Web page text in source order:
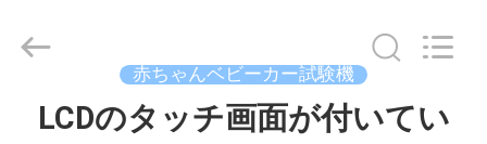
Dongguan
Zhongli
赤ちゃんベビーカー試験機
LCDのタッチ画面が付いてい